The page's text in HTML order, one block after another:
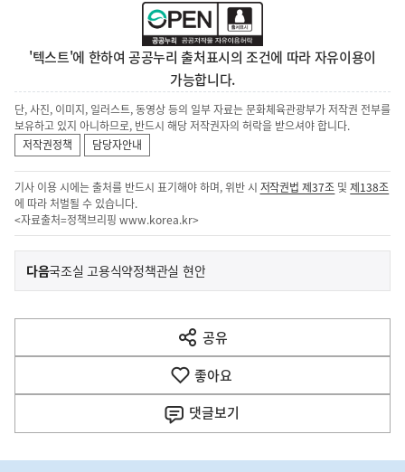
'텍스트'에 한하여 공공누리 출처표시의 조건에 따라 자유이용이
가능합니다.
단, 사진, 이미지, 일러스트, 동영상 등의 일부 자료는 문화체육관광부가 저작권 전부를
보유하고 있지 아니하므로, 반드시 해당 저작권자의 허락을 받으셔야 합니다.
저작권정책
담당자안내
기사 이용 시에는 출처를 반드시 표기해야 하며, 위반 시 저작권법 제37조 및제138조
에 따라 처벌될 수 있습니다.
<자료출처=정책브리핑 www.korea.kr>
이
전
다
음
다음기
국조실 고용식약정책관실 현안
공유
열
기
좋아요
댓글보기